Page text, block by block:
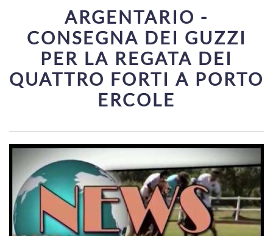
ARGENTARIO -
CONSEGNA DEI GUZZI
PER LA REGATA DEI
QUATTRO FORTI A PORTO
ERCOLE